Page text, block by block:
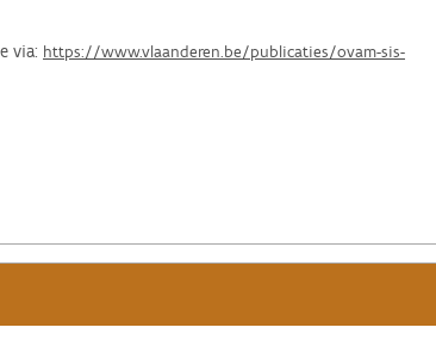
via: https://www.vlaanderen.be/publicaties/ovam-sis-